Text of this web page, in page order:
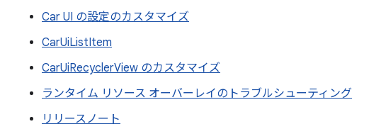
Car UI の設定のカスタマイズ
CarUiListItem
CarUiRecyclerView のカスタマイズ
ランタイム リソース オーバーレイのトラブルシューティング
リリースノート